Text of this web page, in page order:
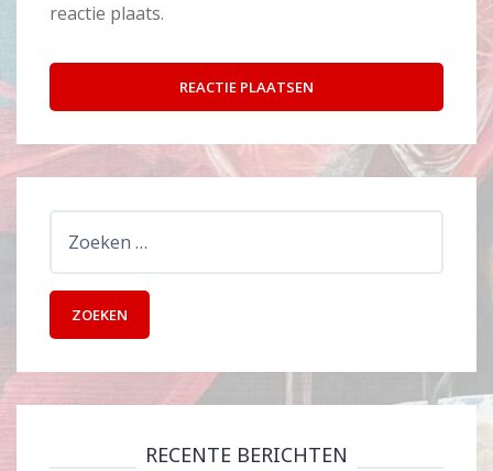
reactie plaats.
RECENTE BERICHTEN